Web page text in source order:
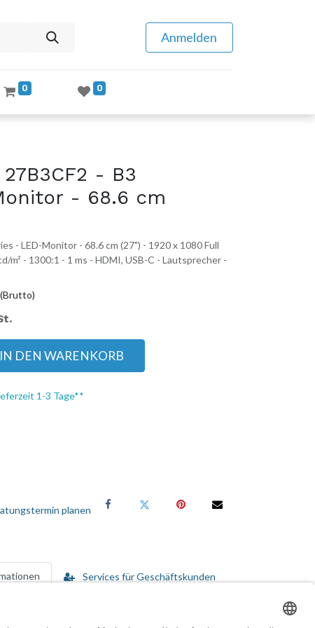
Anmelden
0 0
- B3
- 68.6 cm
- LED-Monitor - 68.6 cm (27") - 1920 x 1080 Full
m² - 1300:1 - 1 ms - HDMI, USB-C - Lautsprecher -
IN DEN WARENKORB
1-3 Tage**
planen
Services für Geschäftskunden